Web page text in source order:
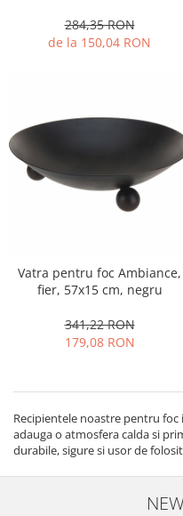
Seturi cutite
Vase pentru gatit
Capace pentru vase
Oale si cratite
Boluri
Farfurii
Scurgatoare vase
Seturi de tacamuri
Cani
Cesti
Pahare
Scrumiere
Seturi vesela
284,35 RON
de la 150,04 RON
Vatra pentru foc Ambiance,
fier, 57x15 cm, negru
341,22 RON
179,08 RON
Recipientele noastre pentru
adauga o atmosfera calda si
durabile, sigure si usor de